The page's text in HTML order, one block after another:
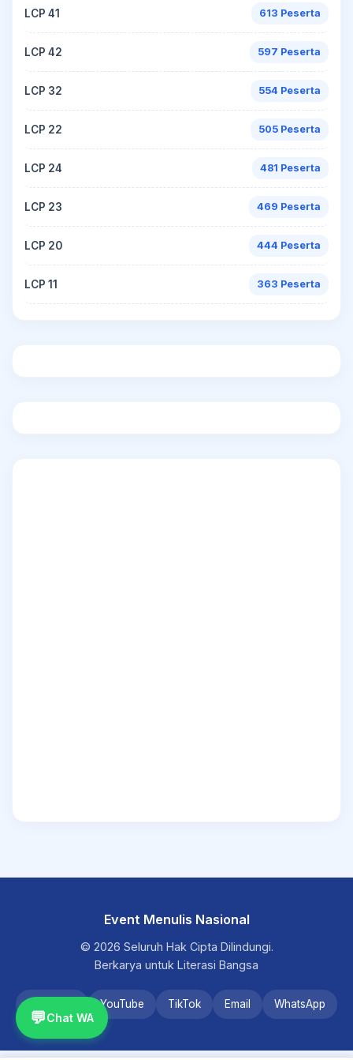
LCP 41 613 Peserta
LCP 42 597 Peserta
LCP 32 554 Peserta
LCP 22 505 Peserta
LCP 24 481 Peserta
LCP 23 469 Peserta
LCP 20 444 Peserta
LCP 11 363 Peserta
Event Menulis Nasional
© 2026 Seluruh Hak Cipta Dilindungi.
Berkarya untuk Literasi Bangsa
YouTube TikTok Email WhatsApp
💬Chat WA